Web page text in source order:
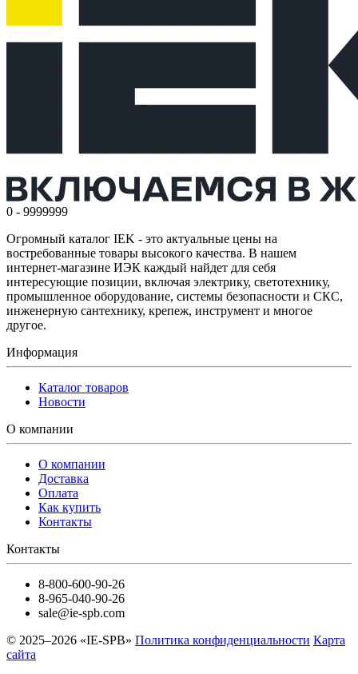
0 - 9999999
Огромный каталог IEK - это актуальные цены на
востребованные товары высокого качества. В нашем
интернет-магазине ИЭК каждый найдет для себя
интересующие позиции, включая электрику, светотехнику,
промышленное оборудование, системы безопасности и СКС,
инженерную сантехнику, крепеж, инструмент и многое
другое.
Информация
Каталог товаров
Новости
О компании
О компании
Доставка
Оплата
Как купить
Контакты
Контакты
8-800-600-90-26
8-965-040-90-26
sale@ie-spb.com
© 2025–2026 «IE-SPB» Политика конфиденциальности Карта
сайта